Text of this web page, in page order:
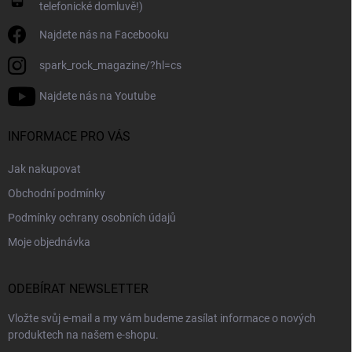
telefonické domluvě!)
Najdete nás na Facebooku
spark_rock_magazine/?hl=cs
Najdete nás na Youtube
INFORMACE PRO VÁS
Jak nakupovat
Obchodní podmínky
Podmínky ochrany osobních údajů
Moje objednávka
ODEBÍRAT NEWSLETTER
Vložte svůj e-mail a my vám budeme zasílat informace o nových
produktech na našem e-shopu.